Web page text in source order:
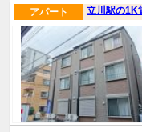
立川駅の1K
アパート